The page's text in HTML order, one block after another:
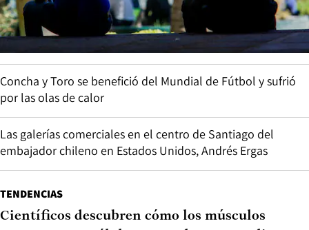
Concha y Toro se benefició del Mundial de Fútbol y sufrió
por las olas de calor
Las galerías comerciales en el centro de Santiago del
embajador chileno en Estados Unidos, Andrés Ergas
TENDENCIAS
Científicos descubren cómo los músculos